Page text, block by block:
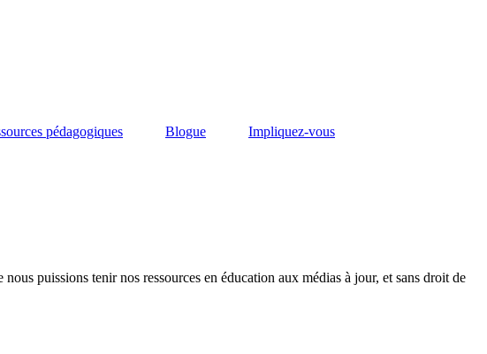
pédagogiques Blogue Impliquez-vous
puissions tenir nos ressources en éducation aux médias à jour, et sans droit de